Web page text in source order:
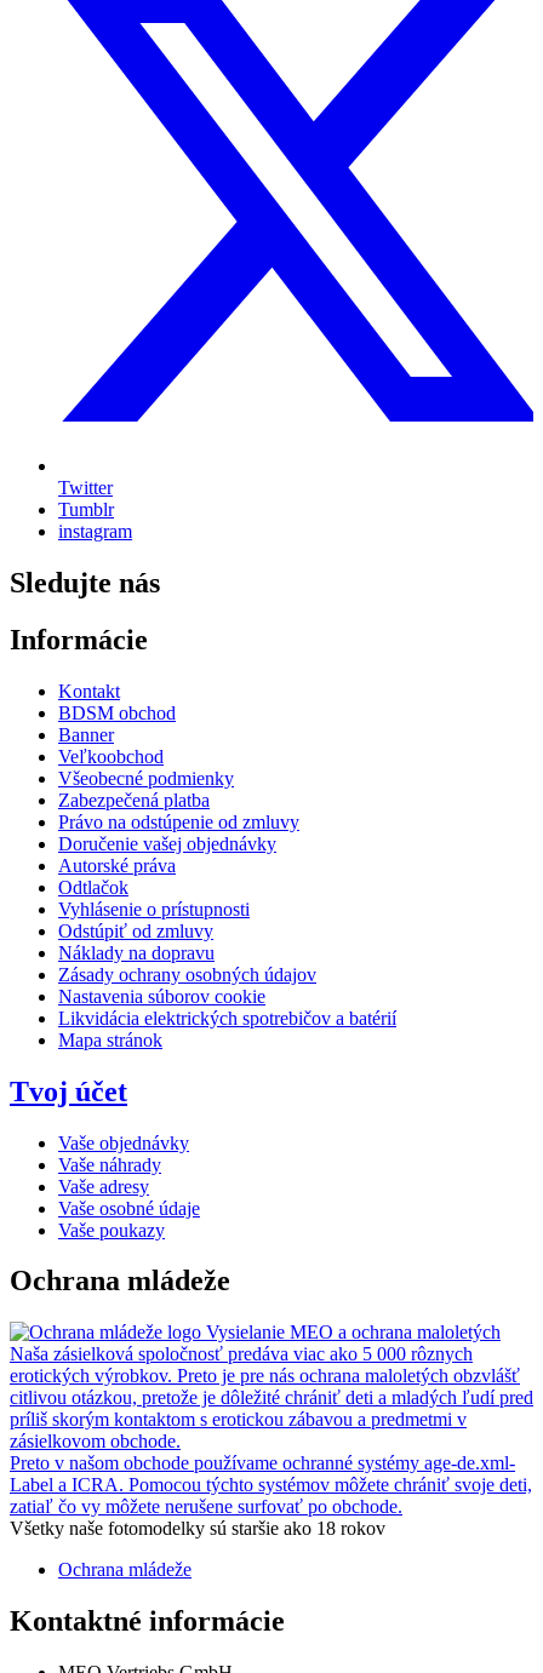
Twitter
Tumblr
instagram
Sledujte nás
Informácie
Kontakt
BDSM obchod
Banner
Veľkoobchod
Všeobecné podmienky
Zabezpečená platba
Právo na odstúpenie od zmluvy
Doručenie vašej objednávky
Autorské práva
Odtlačok
Vyhlásenie o prístupnosti
Odstúpiť od zmluvy
Náklady na dopravu
Zásady ochrany osobných údajov
Nastavenia súborov cookie
Likvidácia elektrických spotrebičov a batérií
Mapa stránok
Tvoj účet
Vaše objednávky
Vaše náhrady
Vaše adresy
Vaše osobné údaje
Vaše poukazy
Ochrana mládeže
Vysielanie MEO a ochrana maloletých
Naša zásielková spoločnosť predáva viac ako 5 000 rôznych
erotických výrobkov. Preto je pre nás ochrana maloletých obzvlášť
citlivou otázkou, pretože je dôležité chrániť deti a mladých ľudí pred
príliš skorým kontaktom s erotickou zábavou a predmetmi v
zásielkovom obchode.
Preto v našom obchode používame ochranné systémy age-de.xml-
Label a ICRA. Pomocou týchto systémov môžete chrániť svoje deti,
zatiaľ čo vy môžete nerušene surfovať po obchode.
Všetky naše fotomodelky sú staršie ako 18 rokov
Ochrana mládeže
Kontaktné informácie